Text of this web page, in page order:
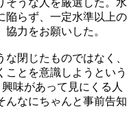
陥らず、一定水準以上の
力をお願いした。
閉じたものではなく、
とを意識しようという
味があって見にくる人
んなにちゃんと事前告知